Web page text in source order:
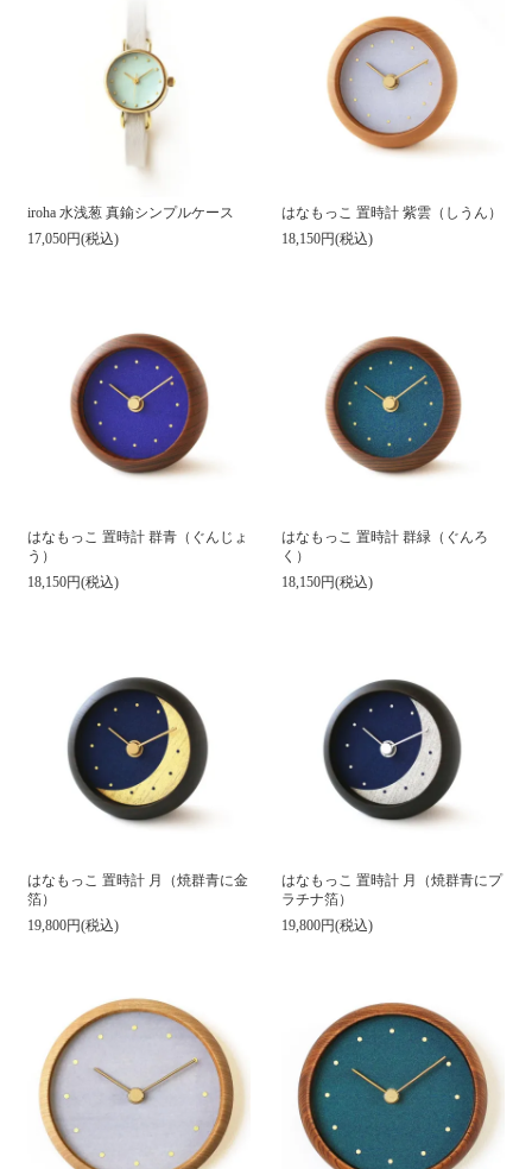
iroha 水浅葱 真鍮シンプルケース
17,050円(税込)
はなもっこ 置時計 紫雲（しうん）
18,150円(税込)
はなもっこ 置時計 群青（ぐんじょ
う）
18,150円(税込)
はなもっこ 置時計 群緑（ぐんろ
く）
18,150円(税込)
はなもっこ 置時計 月（焼群青に金
箔）
19,800円(税込)
はなもっこ 置時計 月（焼群青にプ
ラチナ箔）
19,800円(税込)